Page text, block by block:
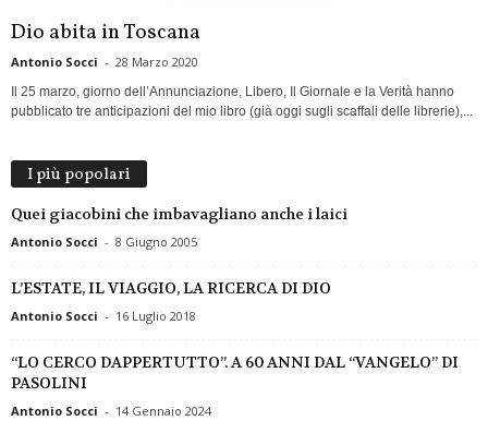
Dio abita in Toscana
Antonio Socci - 28 Marzo 2020
Il 25 marzo, giorno dell’Annunciazione, Libero, Il Giornale e la Verità hanno
pubblicato tre anticipazioni del mio libro (già oggi sugli scaffali delle librerie),...
I più popolari
Quei giacobini che imbavagliano anche i laici
Antonio Socci - 8 Giugno 2005
L’ESTATE, IL VIAGGIO, LA RICERCA DI DIO
Antonio Socci - 16 Luglio 2018
“LO CERCO DAPPERTUTTO”. A 60 ANNI DAL “VANGELO” DI
PASOLINI
Antonio Socci - 14 Gennaio 2024